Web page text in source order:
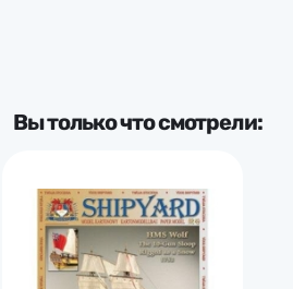
Вы только что смотрели: